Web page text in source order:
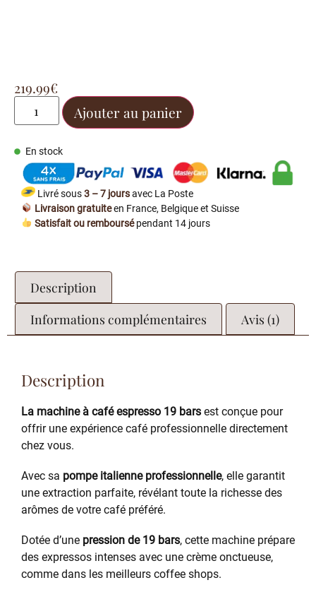
219.99€
Ajouter au panier
En stock
Livré sous3 – 7 joursavec La Poste
Livraison gratuiteen France, Belgique et Suisse
Satisfait ou remboursépendant 14 jours
Description
Informations complémentaires
Avis (1)
Description
La machine à café espresso 19 bars est conçue pour
offrir une expérience café professionnelle directement
chez vous.
Avec sa pompe italienne professionnelle, elle garantit
une extraction parfaite, révélant toute la richesse des
arômes de votre café préféré.
Dotée d’une pression de 19 bars, cette machine prépare
des expressos intenses avec une crème onctueuse,
comme dans les meilleurs coffee shops.